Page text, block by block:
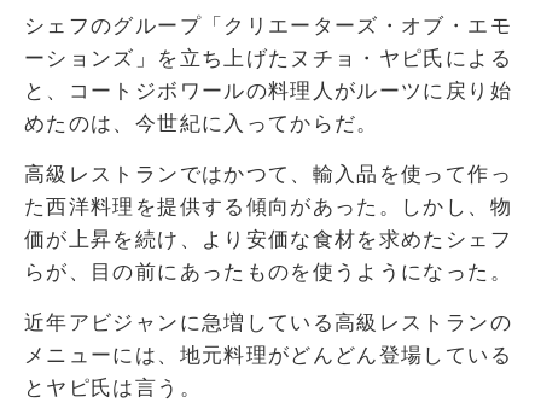
シェフのグループ「クリエーターズ・オブ・エモ
ーションズ」を立ち上げたヌチョ・ヤピ氏による
と、コートジボワールの料理人がルーツに戻り始
めたのは、今世紀に入ってからだ。
高級レストランではかつて、輸入品を使って作っ
た西洋料理を提供する傾向があった。しかし、物
価が上昇を続け、より安価な食材を求めたシェフ
らが、目の前にあったものを使うようになった。
近年アビジャンに急増している高級レストランの
メニューには、地元料理がどんどん登場している
とヤピ氏は言う。